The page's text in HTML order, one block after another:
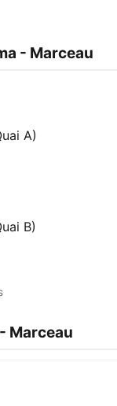
- Marceau
A)
B)
Marceau